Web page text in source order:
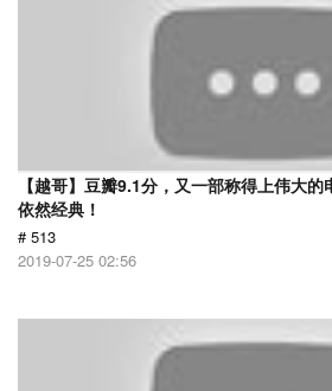
【越哥】豆瓣9.1分，又一部称得上伟大
依然经典！
# 513
2019-07-25 02:56